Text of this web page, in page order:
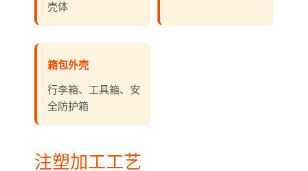
壳体
箱包外壳
行李箱、工具箱、安
全防护箱
注塑加工工艺